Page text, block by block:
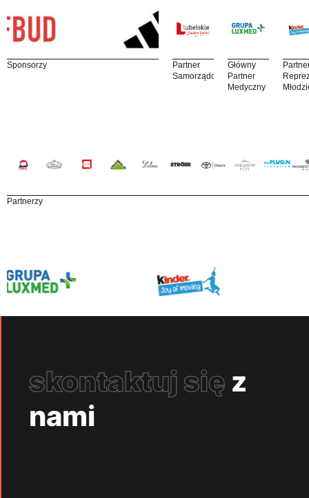
Sponsorzy
Partner
Samorządowy
Główny
Partner
Medyczny
Partnerzy
skontaktuj się z
nami